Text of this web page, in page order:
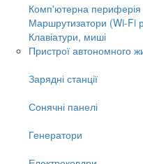
Комп'ютерна периферія
Маршрутизатори (Wi-Fi
Клавіатури, миші
Пристрої автономного
Зарядні станції
Сонячні панелі
Генератори